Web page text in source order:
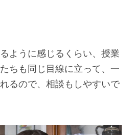
ように感じるくらい、授業
ちも同じ目線に立って、一
るので、相談もしやすいで